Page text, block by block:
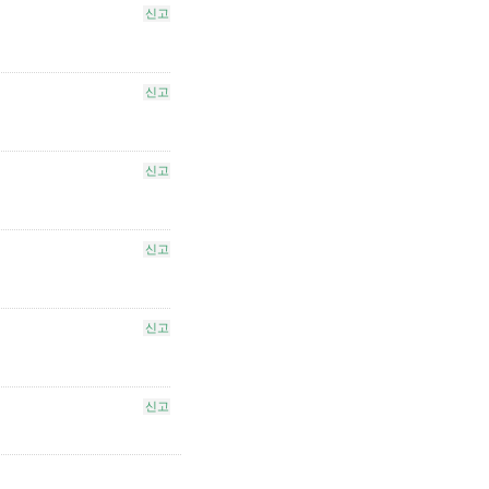
신고
신고
신고
신고
신고
신고